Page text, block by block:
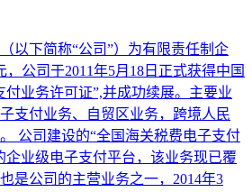
以下简称“公司”）为有限责任制企
，公司于2011年5月18日正式获得中国
付业务许可证”,并成功续展。主要业
支付业务、自贸区业务，跨境人民
公司建设的“全国海关税费电子支付
企业级电子支付平台，该业务现已覆
是公司的主营业务之一，2014年3